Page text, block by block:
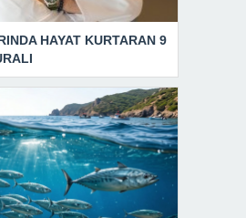
HAYAT KURTARAN 9